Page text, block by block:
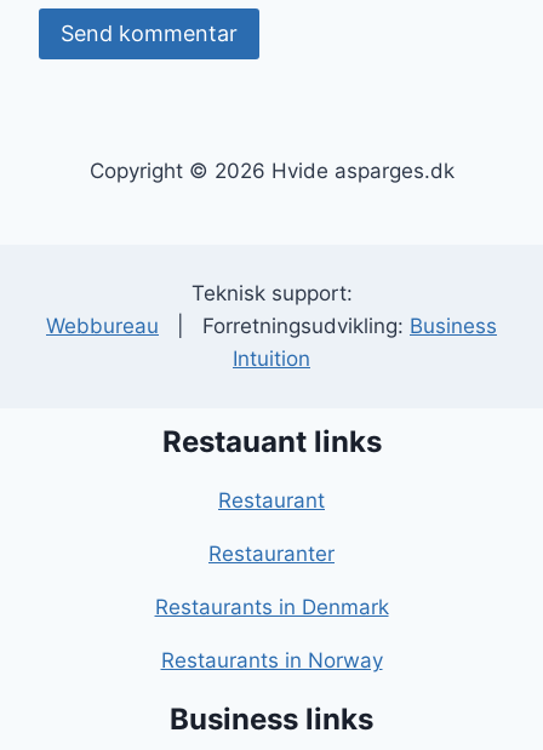
Copyright © 2026 Hvide asparges.dk
Teknisk support:
Webbureau | Forretningsudvikling: Business
Intuition
Restauant links
Restaurant
Restauranter
Restaurants in Denmark
Restaurants in Norway
Business links